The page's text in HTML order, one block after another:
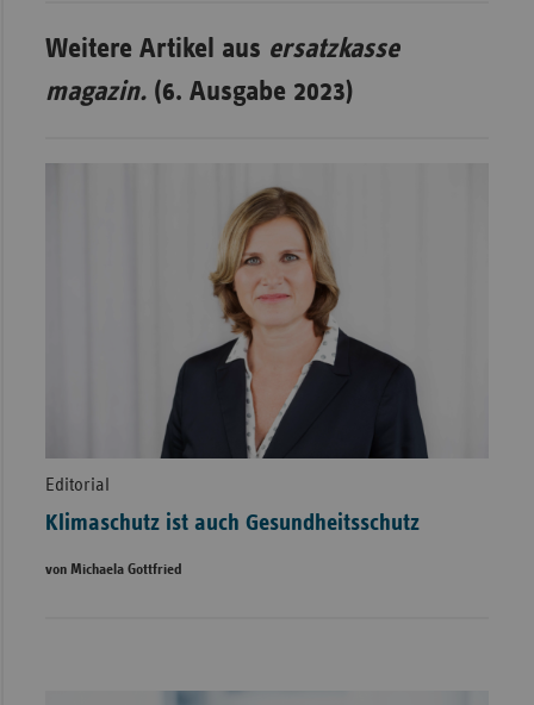
Weitere Artikel aus ersatzkasse
magazin.(6. Ausgabe 2023)
Editorial
Klimaschutz ist auch Gesundheitsschutz
von Michaela Gottfried